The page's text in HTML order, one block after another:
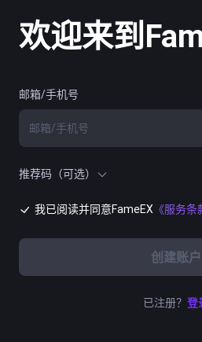
欢迎来到
邮箱/手机号
推荐码（可选）
我已阅读并同意FameEX 《服务条
创建账户
已注册？ 登